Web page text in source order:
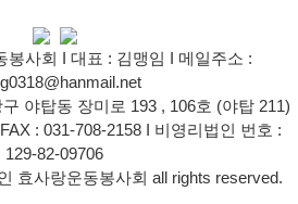
봉사회 I 대표 : 김맹임 I 메일주소 :
야탑동 장미로 193 , 106호 (야탑 211)
: 031-708-2158 I 비영리법인 번호 :
129-82-09706
효사랑운동봉사회 all rights reserved.